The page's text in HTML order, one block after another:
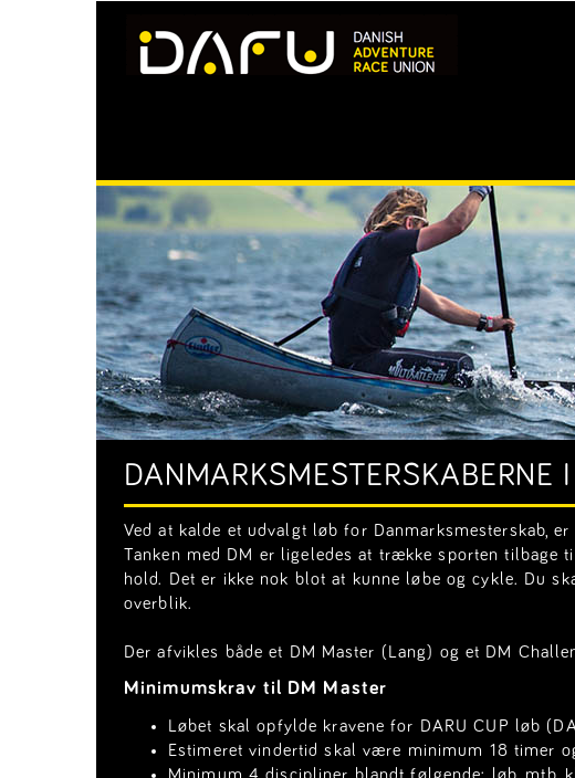
DANMARKSMESTERSKABERNE
Ved at kalde et udvalgt løb for Danmarksmesterskab,
Tanken med DM er ligeledes at trække sporten tilbage
hold. Det er ikke nok blot at kunne løbe og cykle. Du
overblik.
Der afvikles både et DM Master (Lang) og et DM
Minimumskrav til DM Master
Løbet skal opfylde kravene for DARU CUP løb (
Estimeret vindertid skal være minimum 18 timer